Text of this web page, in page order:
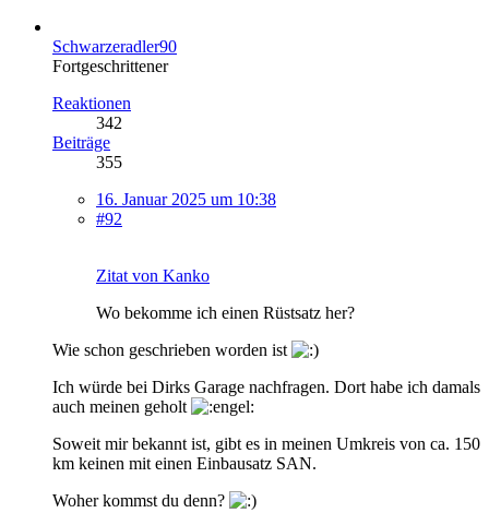
Schwarzeradler90
Fortgeschrittener
Reaktionen
342
Beiträge
355
16. Januar 2025 um 10:38
#92
Zitat von Kanko
Wo bekomme ich einen Rüstsatz her?
Wie schon geschrieben worden ist
Ich würde bei Dirks Garage nachfragen. Dort habe ich damals
auch meinen geholt
Soweit mir bekannt ist, gibt es in meinen Umkreis von ca. 150
km keinen mit einen Einbausatz SAN.
Woher kommst du denn?